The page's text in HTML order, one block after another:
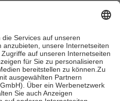
einen Teil davon als Zuzahlung
in Höhe von zehn
jedochfünf Euround
nie mehr als die tatsächlichen
auch für Online-Apotheken.
beträgt die
sowie zehn Euro je